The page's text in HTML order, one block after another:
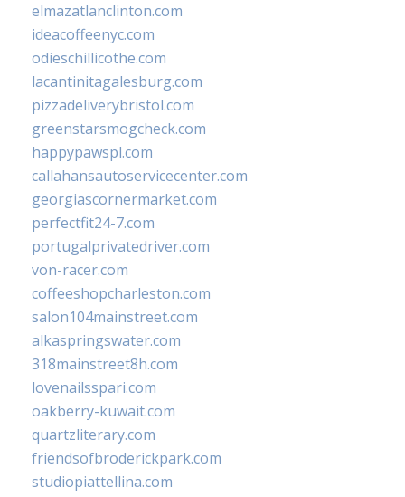
elmazatlanclinton.com
ideacoffeenyc.com
odieschillicothe.com
lacantinitagalesburg.com
pizzadeliverybristol.com
greenstarsmogcheck.com
happypawspl.com
callahansautoservicecenter.com
georgiascornermarket.com
perfectfit24-7.com
portugalprivatedriver.com
von-racer.com
coffeeshopcharleston.com
salon104mainstreet.com
alkaspringswater.com
318mainstreet8h.com
lovenailsspari.com
oakberry-kuwait.com
quartzliterary.com
friendsofbroderickpark.com
studiopiattellina.com